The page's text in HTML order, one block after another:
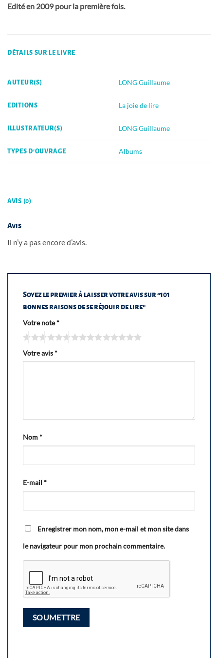
Edité en 2009 pour la première fois.
DÉTAILS SUR LE LIVRE
AUTEUR(S) LONG Guillaume
EDITIONS La joie de lire
ILLUSTRATEUR(S) LONG Guillaume
TYPES D'OUVRAGE Albums
AVIS (0)
Avis
Il n’y a pas encore d’avis.
Soyez le premier à laisser votre avis sur “101
bonnes raisons de se réjouir de lire”
Votre note*
Votre avis*
Nom*
E-mail *
Enregistrer mon nom, mon e-mail et mon site dans
le navigateur pour mon prochain commentaire.